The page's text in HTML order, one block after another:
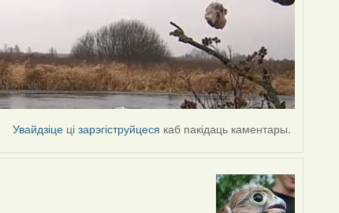
Увайдзіце цізарэгіструйцеся каб пакідаць каментары.